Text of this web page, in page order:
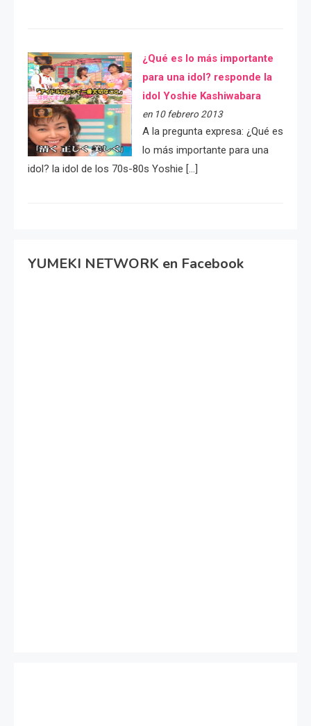
¿Qué es lo más importante
para una idol? responde la
idol Yoshie Kashiwabara
en 10 febrero 2013
A la pregunta expresa: ¿Qué es
lo más importante para una
idol? la idol de los 70s-80s Yoshie […]
YUMEKI NETWORK en Facebook